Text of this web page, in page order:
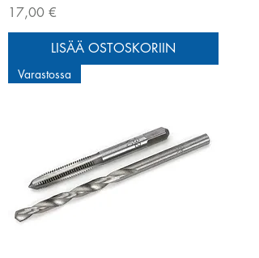
Hinta
17,00 €
LISÄÄ OSTOSKORIIN
Varastossa